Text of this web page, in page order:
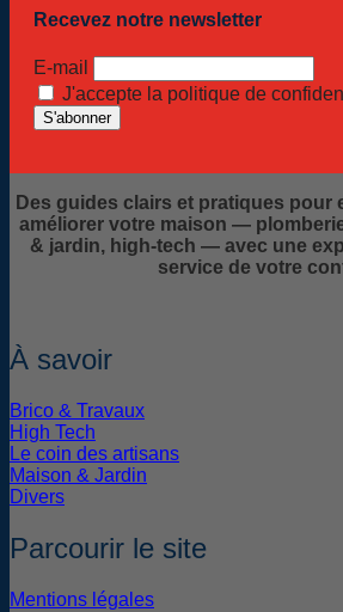
Recevez notre newsletter
E-mail
J'accepte la politique de
Des guides clairs et pratiques pour
améliorer votre maison —
& jardin, high-tech — avec une
service de votre
À savoir
Brico & Travaux
High Tech
Le coin des artisans
Maison & Jardin
Divers
Parcourir le site
Mentions légales